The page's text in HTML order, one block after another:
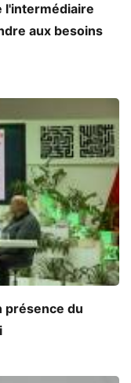
l'intermédiaire
aux besoins
présence du